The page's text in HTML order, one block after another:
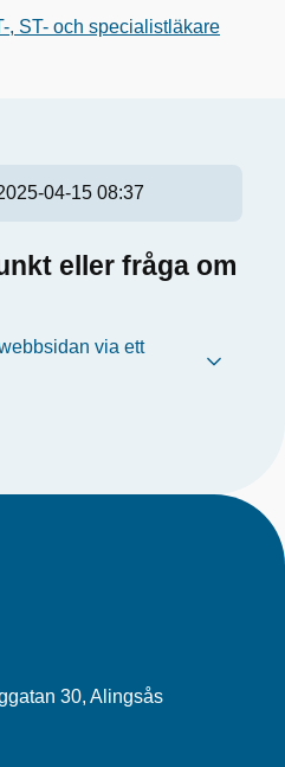
, ST- och specialistläkare
04-15 08:37
eller fråga om
via ett
30, Alingsås